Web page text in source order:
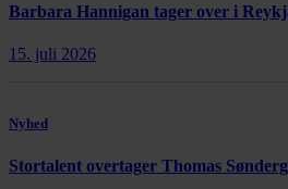
Barbara Hannigan tager over i
15. juli 2026
Nyhed
Stortalent overtager Thomas